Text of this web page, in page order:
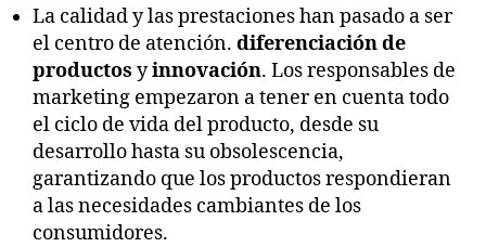
La calidad y las prestaciones han pasado a ser
el centro de atención. diferenciación de
productos yinnovación. Los responsables de
marketing empezaron a tener en cuenta todo
el ciclo de vida del producto, desde su
desarrollo hasta su obsolescencia,
garantizando que los productos respondieran
a las necesidades cambiantes de los
consumidores.